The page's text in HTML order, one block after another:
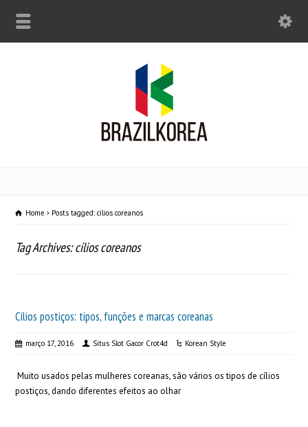
Home Posts tagged: cílios coreanos
Tag Archives: cílios coreanos
Cílios postiços: tipos, funções e marcas coreanas
março 17, 2016 Situs Slot Gacor Crot4d Korean Style
Muito usados pelas mulheres coreanas, são vários os tipos de cílios
postiços, dando diferentes efeitos ao olhar